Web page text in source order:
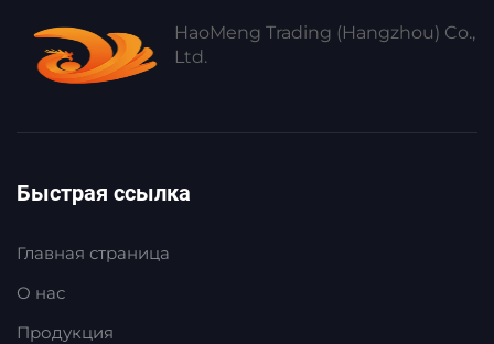
HaoMeng Trading (Hangzhou) Co.,
Ltd.
Быстрая ссылка
Главная страница
О нас
Продукция